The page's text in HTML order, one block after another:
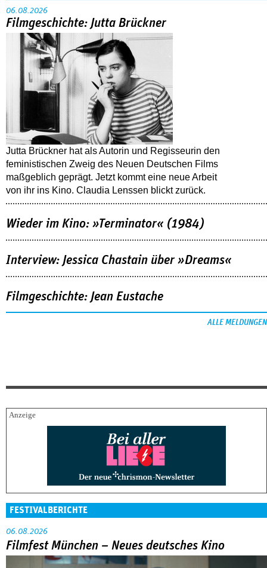
06.08.2026
Filmgeschichte: Jutta Brückner
Jutta Brückner hat als Autorin und Regisseurin den
feministischen Zweig des Neuen Deutschen Films
maßgeblich geprägt. Jetzt kommt eine neue Arbeit
von ihr ins Kino. Claudia Lenssen blickt zurück.
Wieder im Kino: »Terminator« (1984)
Interview: Jessica Chastain über »Dreams«
Filmgeschichte: Jean Eustache
ALLE MELDUNGEN
FESTIVALBERICHTE
06.08.2026
Filmfest München – Neues deutsches Kino